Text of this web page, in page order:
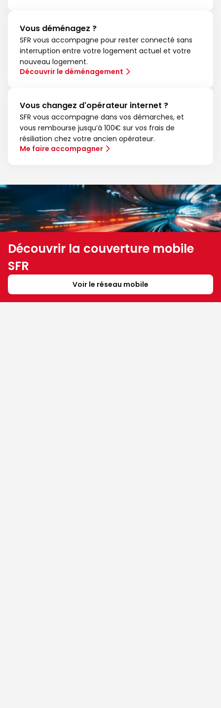
Vous déménagez ?
SFR vous accompagne pour rester connecté sans
interruption entre votre logement actuel et votre
nouveau logement.
Découvrir le déménagement
Vous changez d'opérateur internet ?
SFR vous accompagne dans vos démarches, et
vous rembourse jusqu’à 100€ sur vos frais de
résiliation chez votre ancien opérateur.
Me faire accompagner
Découvrir la couverture mobile
SFR
Voir le réseau mobile